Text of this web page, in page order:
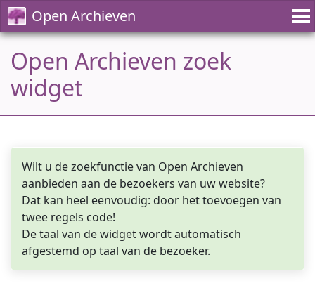
Open Archieven
Open Archieven zoek
widget
Wilt u de zoekfunctie van Open Archieven
aanbieden aan de bezoekers van uw website?
Dat kan heel eenvoudig: door het toevoegen van
twee regels code!
De taal van de widget wordt automatisch
afgestemd op taal van de bezoeker.